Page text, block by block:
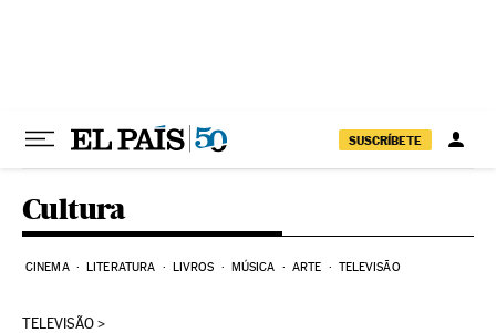
SUSCRÍBETE
Cultura
CINEMA LITERATURA LIVROS MÚSICA ARTE TELEVISÃO
TELEVISÃO